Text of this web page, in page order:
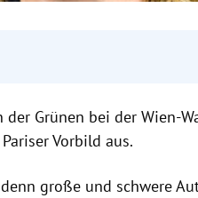
kommunalen Wahlrechts
der Grünen bei der Wien-
Vorbild aus.
große und schwere